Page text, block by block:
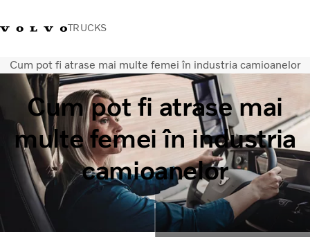
TRUCKS
+40 21 202 96 30 Merchandise Volvo TrucksConectareTrucks PortalRomânia
Soluții de transport
Camioane
Servicii
Dealer locator
News
Despre noi
Contactați-ne
Cum pot fi atrase mai multe femei în industria camioanelor
Cum pot fi atrase mai
multe femei în industria
camioanelor